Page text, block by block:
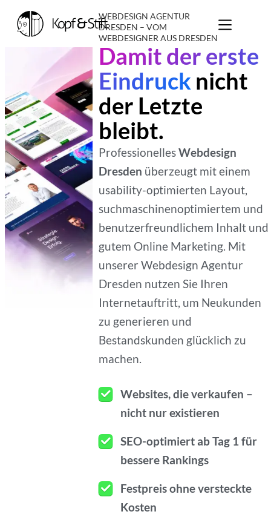
WEBDESIGN AGENTUR
DRESDEN – VOM
WEBDESIGNER AUS DRESDEN
Damit der erste
Eindruck nicht
der Letzte
bleibt.
ProfessionellesWebdesign
Dresden überzeugt mit einem
usability-optimierten Layout,
suchmaschinenoptimiertem und
benutzerfreundlichem Inhalt und
gutem Online Marketing. Mit
unserer Webdesign Agentur
Dresden nutzen Sie Ihren
Internetauftritt, um Neukunden
zu generieren und
Bestandskunden glücklich zu
machen.
Websites, die verkaufen –
nicht nur existieren
SEO-optimiert ab Tag 1 für
bessere Rankings
Festpreis ohne versteckte
Kosten